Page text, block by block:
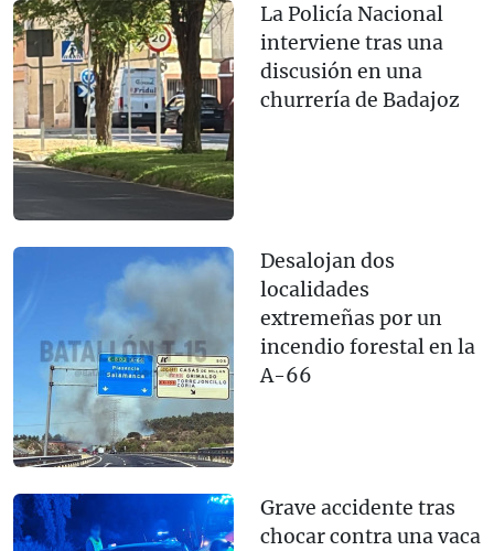
La Policía Nacional
interviene tras una
discusión en una
churrería de Badajoz
Desalojan dos
localidades
extremeñas por un
incendio forestal en la
A-66
Grave accidente tras
chocar contra una vaca